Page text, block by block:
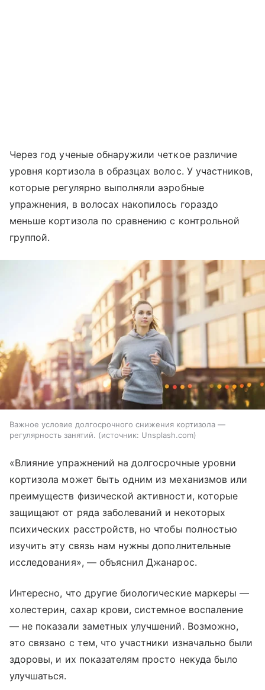
Через год ученые обнаружили четкое различие
уровня кортизола в образцах волос. У участников,
которые регулярно выполняли аэробные
упражнения, в волосах накопилось гораздо
меньше кортизола по сравнению с контрольной
группой.
Важное условие долгосрочного снижения кортизола —
регулярность занятий.
источник: Unsplash.com
«Влияние упражнений на долгосрочные уровни
кортизола может быть одним из механизмов или
преимуществ физической активности, которые
защищают от ряда заболеваний и некоторых
психических расстройств, но чтобы полностью
изучить эту связь нам нужны дополнительные
исследования», — объяснил Джанарос.
Интересно, что другие биологические маркеры —
холестерин, сахар крови, системное воспаление
— не показали заметных улучшений. Возможно,
это связано с тем, что участники изначально были
здоровы, и их показателям просто некуда было
улучшаться.